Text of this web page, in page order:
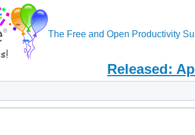
The Free and Open Productivity
Released: